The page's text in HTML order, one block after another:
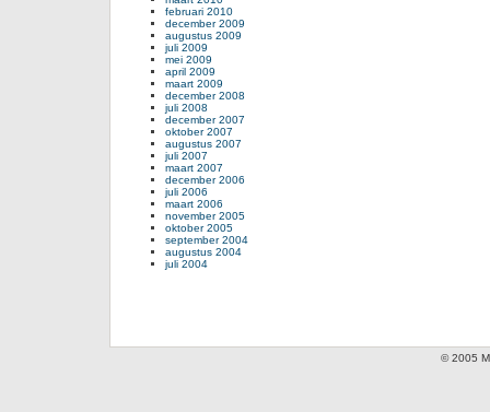
februari 2010
december 2009
augustus 2009
juli 2009
mei 2009
april 2009
maart 2009
december 2008
juli 2008
december 2007
oktober 2007
augustus 2007
juli 2007
maart 2007
december 2006
juli 2006
maart 2006
november 2005
oktober 2005
september 2004
augustus 2004
juli 2004
© 2005